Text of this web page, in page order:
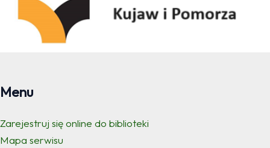
Menu
Zarejestruj się online do biblioteki
Mapa serwisu